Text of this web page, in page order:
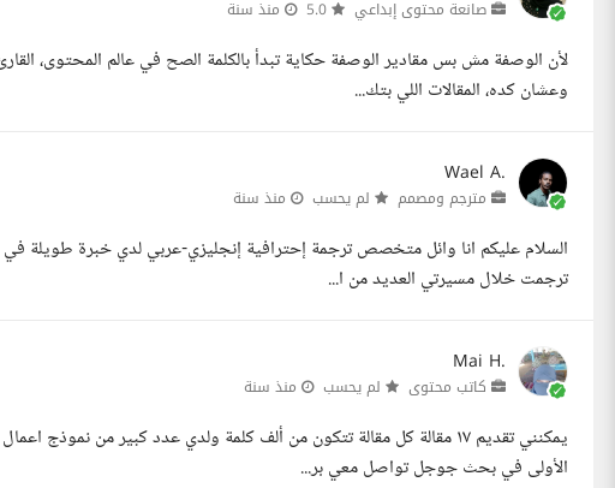
صانعة محتوى إبداعي منذ سنة
لأن الوصفة مش بس مقادير الوصفة حكاية تبدأ بالكلمة الصح في عالم المحتوى،
وعشان كده، المقالات اللي بتك...
Wael A.
مترجم ومصمم لم يحسب منذ سنة
السلام عليكم انا وائل متخصص ترجمة إحترافية إنجليزي-عربي لدي خبرة طويلة في
ترجمت خلال مسيرتي العديد من ا...
Mai H.
كاتب محتوى لم يحسب منذ سنة
يمكنني تقديم ١٧ مقالة كل مقالة تتكون من ألف كلمة ولدي عدد كبير من
الأولى في بحث جوجل تواصل معي بر...